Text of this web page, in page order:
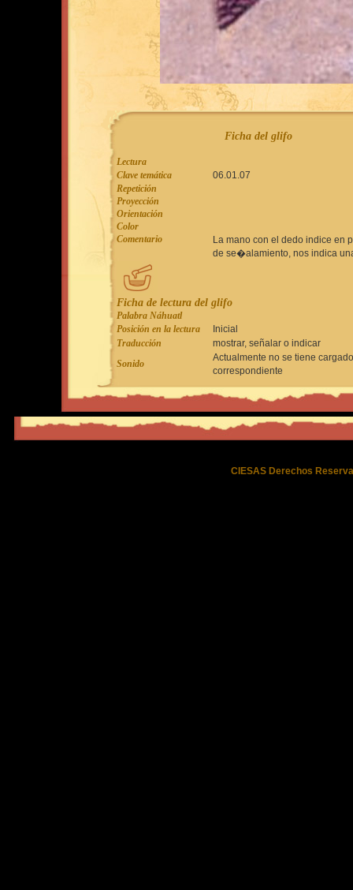
Ficha del glifo
Lectura
Clave temática
06.01.07
Repetición
Proyección
Orientación
Color
Comentario
La mano con el dedo indice en
de se�alamiento, nos indica
Ficha de lectura del glifo
Palabra Náhuatl
Posición en la lectura
Inicial
Traducción
mostrar, señalar o indicar
Sonido
Actualmente no se tiene
correspondiente
CIESAS Derechos